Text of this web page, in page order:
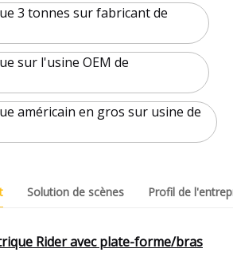
3 tonnes sur fabricant de
sur l'usine OEM de
américain en gros sur usine de
Solution de scènes Profil de
Rider avec plate-forme/bras